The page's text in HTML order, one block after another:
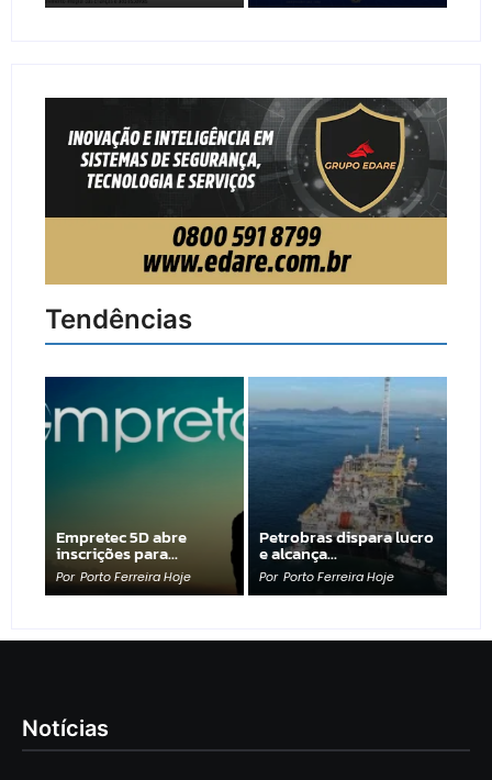
Tendências
Empretec 5D abre
inscrições para…
Por Porto Ferreira Hoje
Petrobras dispara lucro
e alcança…
Por Porto Ferreira Hoje
Notícias